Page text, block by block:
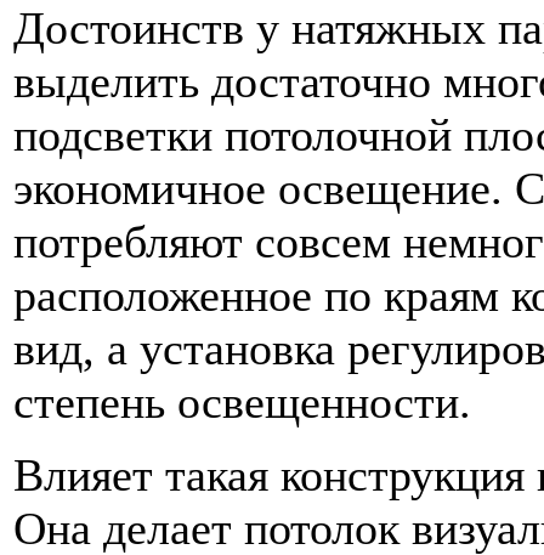
Достоинств у натяжных
выделить достаточно
подсветки потолочной
экономичное освещение.
потребляют совсем
расположенное по краям
вид, а установка
степень освещенности.
Влияет такая
Она делает потолок